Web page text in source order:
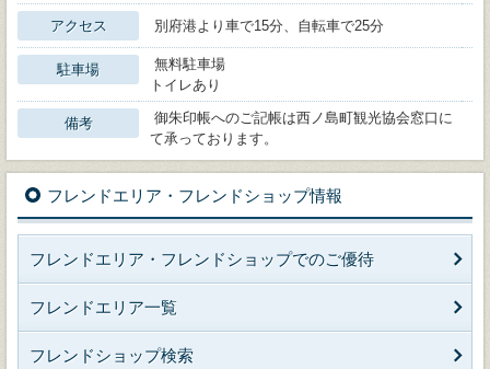
アクセス 別府港より車で15分、自転車で25分
駐車場
無料駐車場
トイレあり
備考
御朱印帳へのご記帳は西ノ島町観光協会窓口に
て承っております。
フレンドエリア・フレンドショップ情報
フレンドエリア・フレンドショップでのご優待
フレンドエリア一覧
フレンドショップ検索